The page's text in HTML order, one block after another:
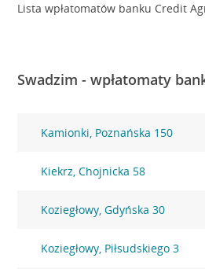
Lista wpłatomatów banku Credit
Swadzim - wpłatomaty
Kamionki, Poznańska 150
Kiekrz, Chojnicka 58
Koziegłowy, Gdyńska 30
Koziegłowy, Piłsudskiego 3